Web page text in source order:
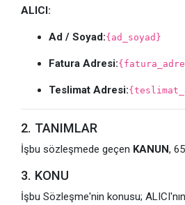
ALICI:
Ad / Soyad:{ad_soyad}
Fatura Adresi:
Teslimat Adresi:
2. TANIMLAR
İşbu sözleşmede geçen KANUN,
3. KONU
İşbu Sözleşme'nin konusu;